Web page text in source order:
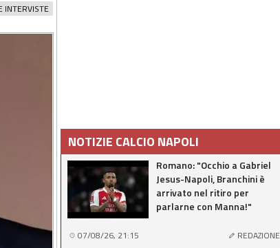
INTERVISTE
NOTIZIE CALCIO NAPOLI
Romano: "Occhio a Gabriel
Jesus-Napoli, Branchini è
arrivato nel ritiro per
parlarne con Manna!"
07/08/26, 21:15 REDAZIONE